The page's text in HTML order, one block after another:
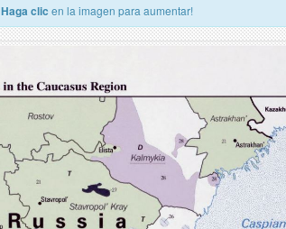
Haga clic en la imagen para aumentar!